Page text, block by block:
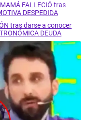
FALLECIÓ tras
DESPEDIDA
tras darse a conocer
DEUDA